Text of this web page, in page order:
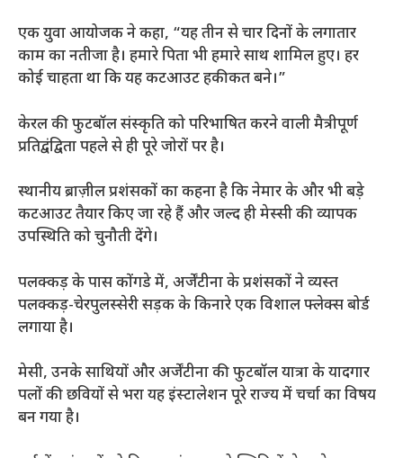
एक युवा आयोजक ने कहा, “यह तीन से चार दिनों के लगातार
काम का नतीजा है। हमारे पिता भी हमारे साथ शामिल हुए। हर
कोई चाहता था कि यह कटआउट हकीकत बने।”
केरल की फुटबॉल संस्कृति को परिभाषित करने वाली मैत्रीपूर्ण
प्रतिद्वंद्विता पहले से ही पूरे जोरों पर है।
स्थानीय ब्राज़ील प्रशंसकों का कहना है कि नेमार के और भी बड़े
कटआउट तैयार किए जा रहे हैं और जल्द ही मेस्सी की व्यापक
उपस्थिति को चुनौती देंगे।
पलक्कड़ के पास कोंगडे में, अर्जेंटीना के प्रशंसकों ने व्यस्त
पलक्कड़-चेरपुलस्सेरी सड़क के किनारे एक विशाल फ्लेक्स बोर्ड
लगाया है।
मेसी, उनके साथियों और अर्जेंटीना की फुटबॉल यात्रा के यादगार
पलों की छवियों से भरा यह इंस्टालेशन पूरे राज्य में चर्चा का विषय
बन गया है।